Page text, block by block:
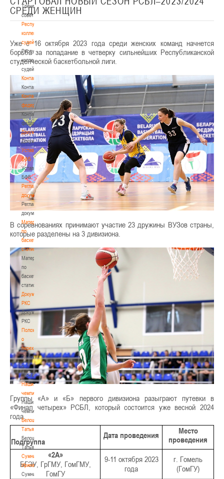
Тренерский
совет
Республиканская
коллегия
судей
Республиканская
коллегия
судей
Контакты
Контакты
Контакты
федерации
Контакты
федерации
Документы
Документы
Устав
БФБ
Устав
БФБ
Регламентирующие
документы
Регламентирующие
документы
Материалы
по
баскетбольной
статистике
Материалы
по
баскетбольной
статистике
Документы
РКС
Документы
РКС
Положение
о
переходах
Положение
о
переходах
Наши
чемпионы
Наши
чемпионы
Белошапко
Татьяна
Белошапко
Татьяна
Сумникова
Ирина
Сумникова
СРЕДИ ЖЕНЩИН
Уже с 16 октября 2023 года среди женских команд начнется
борьба за попадание в четверку сильнейших Республиканской
студенческой баскетбольной лиги.
В соревнованиях принимают участие 23 дружины ВУЗов страны,
которые разделены на 3 дивизиона.
Группы «А» и «Б» первого дивизиона разыграют путевки в
«Финал четырех» РСБЛ, который состоится уже весной 2024
года.
Подгруппа
Дата проведения
Место
проведения
«2А»
БГЭУ, ГрГМУ, ГомГМУ,
ГомГУ
9-11 октября 2023
года
г. Гомель
(ГомГУ)